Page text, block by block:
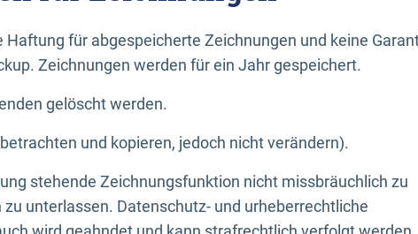
für abgespeicherte Zeichnungen und keine
Zeichnungen werden für ein Jahr gespeichert.
gelöscht werden.
und kopieren, jedoch nicht verändern).
stehende Zeichnungsfunktion nicht missbräuchlich zu
unterlassen. Datenschutz- und urheberrechtliche